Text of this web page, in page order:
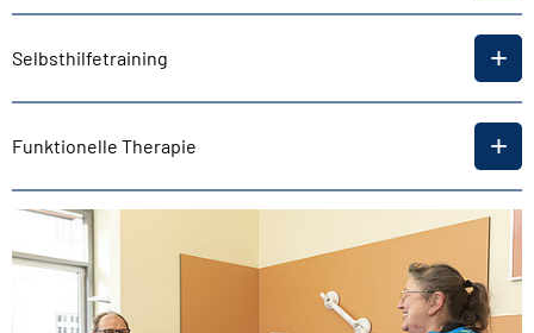
Selbsthilfetraining
Funktionelle Therapie